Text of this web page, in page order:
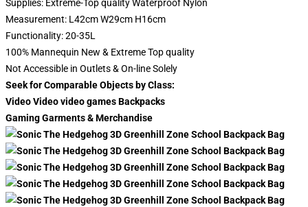
Supplies: Extreme-Top quality Waterproof Nylon
Measurement: L42cm W29cm H16cm
Functionality: 20-35L
100% Mannequin New & Extreme Top quality
Not Accessible in Outlets & On-line Solely
Seek for Comparable Objects by Class:
Video Video video games Backpacks
Gaming Garments & Merchandise